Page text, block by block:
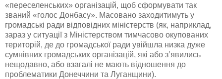
«переселенських» організацій, щоб сформувати так
званий «голос Донбасу». Масовано заходитимуть у
громадські ради відповідних міністерств (як, наприклад,
зараз у ситуації з Міністерством тимчасово окупованих
територій, де до громадської ради увійшла низка дуже
сумнівних громадських організацій, які або з’явились
нещодавно, або взагалі не мають відношення до
проблематики Донеччини та Луганщини).